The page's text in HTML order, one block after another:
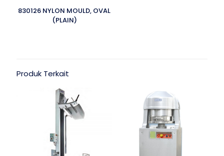
830126 NYLON MOULD, OVAL
(PLAIN)
Produk Terkait